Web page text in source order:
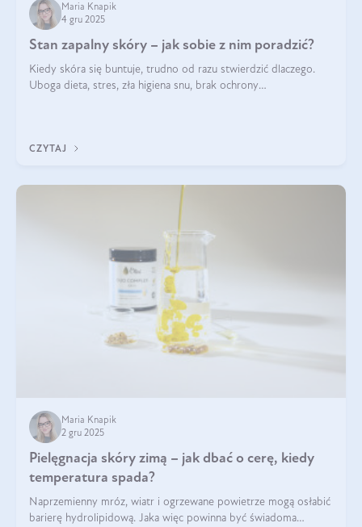
Maria Knapik
4 gru 2025
Stan zapalny skóry – jak sobie z nim poradzić?
Kiedy skóra się buntuje, trudno od razu stwierdzić dlaczego.
Uboga dieta, stres, zła higiena snu, brak ochrony
CZYTAJ
Maria Knapik
2 gru 2025
Pielęgnacja skóry zimą – jak dbać o cerę, kiedy
temperatura spada?
Naprzemienny mróz, wiatr i ogrzewane powietrze mogą osłabić
barierę hydrolipidową. Jaka więc powinna być świadoma